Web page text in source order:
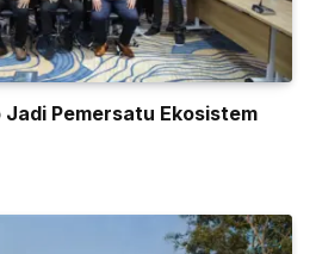
Jadi Pemersatu Ekosistem